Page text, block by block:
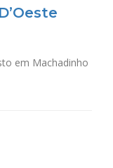
em Machadinho